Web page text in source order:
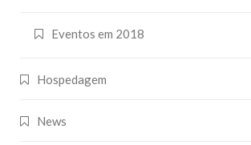
Eventos em 2018
Hospedagem
News